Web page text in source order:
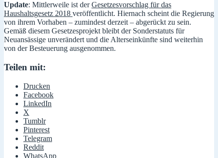
Update: Mittlerweile ist derGesetzesvorschlag für das
Haushaltsgesetz 2018 veröffentlicht. Hiernach scheint die Regierung
von ihrem Vorhaben – zumindest derzeit – abgerückt zu sein.
Gemäß diesem Gesetzesprojekt bleibt der Sonderstatuts für
Neuansässige unverändert und die Alterseinkünfte sind weiterhin
von der Besteuerung ausgenommen.
Teilen mit:
Drucken
Facebook
LinkedIn
X
Tumblr
Pinterest
Telegram
Reddit
WhatsApp